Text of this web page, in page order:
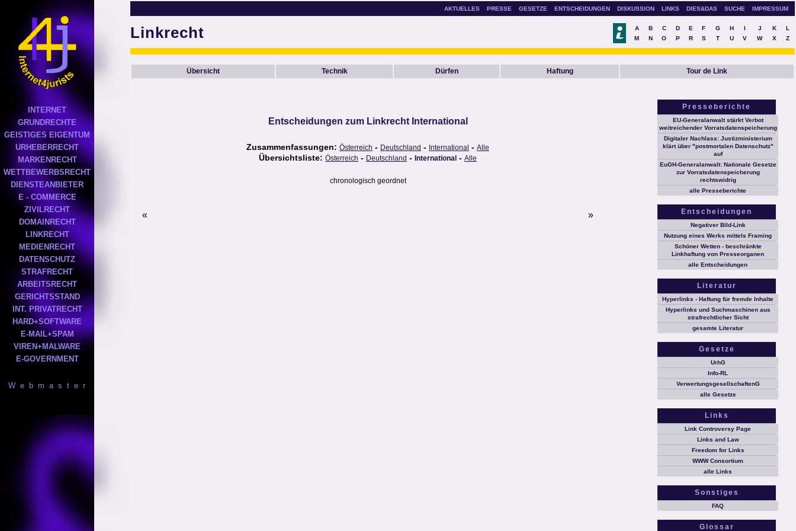
INTERNET
GRUNDRECHTE
GEISTIGES EIGENTUM
URHEBERRECHT
MARKENRECHT
WETTBEWERBSRECHT
DIENSTEANBIETER
E - COMMERCE
ZIVILRECHT
DOMAINRECHT
LINKRECHT
MEDIENRECHT
DATENSCHUTZ
STRAFRECHT
ARBEITSRECHT
GERICHTSSTAND
INT. PRIVATRECHT
HARD+SOFTWARE
E-MAIL+SPAM
VIREN+MALWARE
E-GOVERNMENT
W e b m a s t e r
AKTUELLES PRESSE GESETZE ENTSCHEIDUNGEN DISKUSSION LINKS DIES&DAS SUCHE IMPRESSUM
Linkrecht A B C D E F G H I J K
L
M
N O P R S T U V W X Z
Übersicht Technik Dürfen Haftung Tour de Link
Entscheidungen zum Linkrecht International
Zusammenfassungen: Österreich - Deutschland - International - Alle
Übersichtsliste: Österreich - Deutschland - International - Alle
chronologisch geordnet
« »
Presseberichte
EU-Generalanwalt stärkt Verbot
weitreichender Vorratsdatenspeicherung
Digitaler Nachlass: Justizministerium
klärt über "postmortalen Datenschutz"
auf
EuGH-Generalanwalt: Nationale Gesetze
zur Vorratsdatenspeicherung
rechtswidrig
alle Presseberichte
Entscheidungen
Negativer Bild-Link
Nutzung eines Werks mittels Framing
Schöner Wetten - beschränkte
Linkhaftung von Presseorganen
alle Entscheidungen
Literatur
Hyperlinks - Haftung für fremde Inhalte
Hyperlinks und Suchmaschinen aus
strafrechtlicher Sicht
gesamte Literatur
Gesetze
UrhG
Info-RL
VerwertungsgesellschaftenG
alle Gesetze
Links
Link Controversy Page
Links and Law
Freedom for Links
WWW Consortium
alle Links
Sonstiges
FAQ
Glossar